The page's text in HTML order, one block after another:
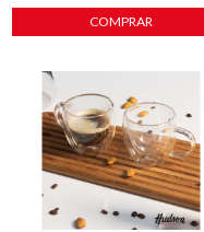
COMPRAR